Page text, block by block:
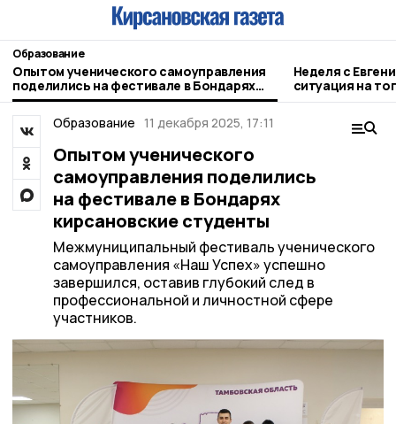
Образование
Опытом ученического самоуправления
поделились на фестивале в Бондарях
кирсановские студенты
Неделя с
ситуация на
городе и
Образование 11 декабря 2025, 17:11
Опытом ученического
самоуправления поделились
на фестивале в Бондарях
кирсановские студенты
Межмуниципальный фестиваль ученического
самоуправления «Наш Успех» успешно
завершился, оставив глубокий след в
профессиональной и личностной сфере
участников.